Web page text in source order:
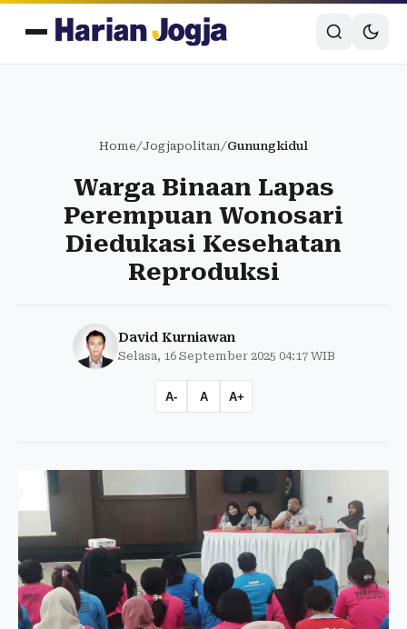
Home/Jogjapolitan/Gunungkidul
Warga Binaan Lapas
Perempuan Wonosari
Diedukasi Kesehatan
Reproduksi
David Kurniawan
Selasa, 16 September 2025 04:17 WIB
A- A A+